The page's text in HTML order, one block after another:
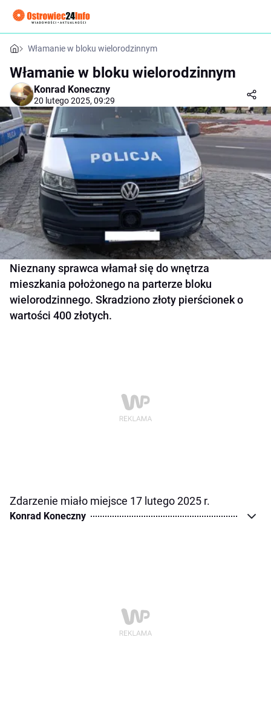
Włamanie w bloku wielorodzinnym
Włamanie w bloku wielorodzinnym
Konrad Koneczny
20 lutego 2025, 09:29
Nieznany sprawca włamał się do wnętrza
mieszkania położonego na parterze bloku
wielorodzinnego. Skradziono złoty pierścionek o
wartości 400 złotych.
Zdarzenie miało miejsce 17 lutego 2025 r.
Konrad Koneczny